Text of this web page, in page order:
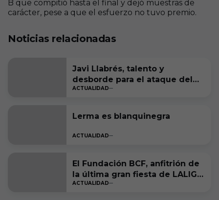
B que compitió hasta el final y dejó muestras de
carácter, pese a que el esfuerzo no tuvo premio.
Noticias relacionadas
Javi Llabrés, talento y
desborde para el ataque del
Burgos CF
ACTUALIDAD
Lerma es blanquinegra
ACTUALIDAD
El Fundación BCF, anfitrión de
la última gran fiesta de LALIGA
Genuine Moeve
ACTUALIDAD